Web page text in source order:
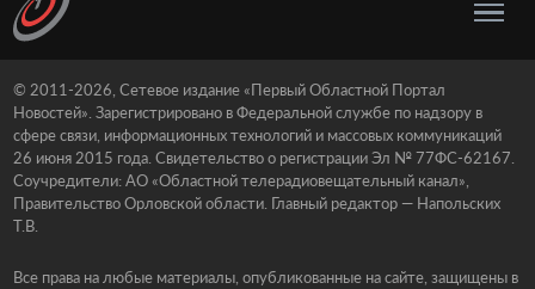
© 2011-2026, Сетевое издание «Первый Областной Портал
Новостей». Зарегистрировано в Федеральной службе по надзору в
сфере связи, информационных технологий и массовых коммуникаций
26 июня 2015 года. Свидетельство о регистрации Эл № 77ФС-62167.
Соучредители: АО «Областной телерадиовещательный канал»,
Правительство Орловской области. Главный редактор — Напольских
Т.В.
Все права на любые материалы, опубликованные на сайте, защищены в